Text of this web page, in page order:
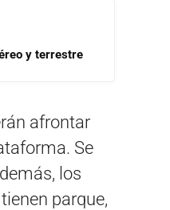
y terrestre
afrontar
Se
los
parque,